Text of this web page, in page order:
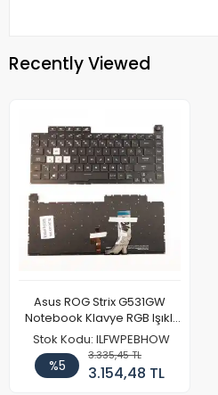
Recently Viewed
Asus ROG Strix G531GW
Notebook Klavye RGB Işıklı
(16Pin)
Stok Kodu: ILFWPEBHOW
%5
3.335,45 TL
3.154,48 TL